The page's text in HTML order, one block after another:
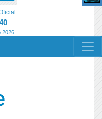
2026